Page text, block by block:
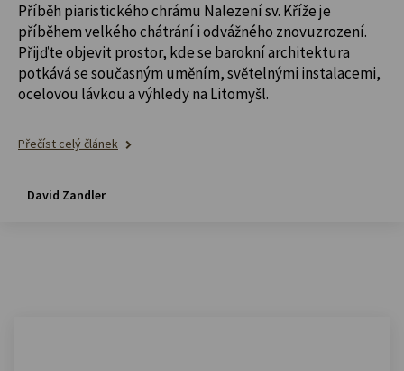
Příběh piaristického chrámu Nalezení sv. Kříže je
příběhem velkého chátrání i odvážného znovuzrození.
Přijďte objevit prostor, kde se barokní architektura
potkává se současným uměním, světelnými instalacemi,
ocelovou lávkou a výhledy na Litomyšl.
Přečíst celý článek
David Zandler